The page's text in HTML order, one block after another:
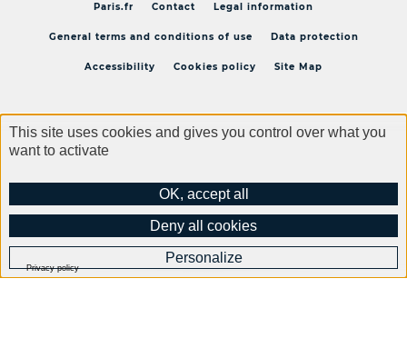
This site uses cookies and gives you control over what you
want to activate
OK, accept all
Deny all cookies
Personalize
Privacy policy
Je soutiens
Paris.fr Contact Legal information
General terms and conditions of use Data protection
Accessibility Cookies policy Site Map
Abonnez-vous à notrenewsletter